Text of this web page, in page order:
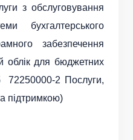
з обслуговування
бухгалтерського
забезпечення
облік для бюджетних
2 Послуги,
підтримкою)